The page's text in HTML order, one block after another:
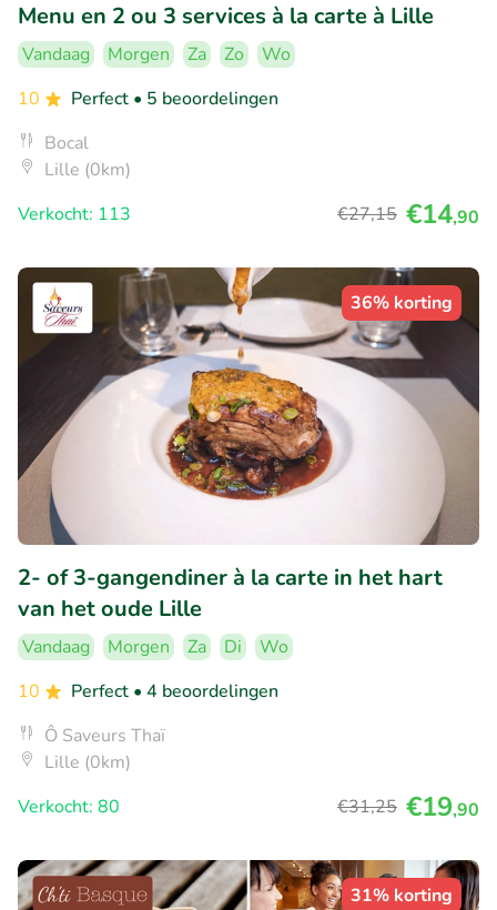
Menu en 2 ou 3 services à la carte à Lille
Vandaag Morgen Za Zo
Wo
10
Perfect • 5 beoordelingen
Bocal
Lille (0km)
Verkocht: 113
€27,15 €14,90
36% korting
2- of 3-gangendiner à la carte in het hart
van het oude Lille
Vandaag Morgen Za Di
Wo
10
Perfect • 4 beoordelingen
Ô Saveurs Thaï
Lille (0km)
Verkocht: 80
€31,25 €19,90
31% korting